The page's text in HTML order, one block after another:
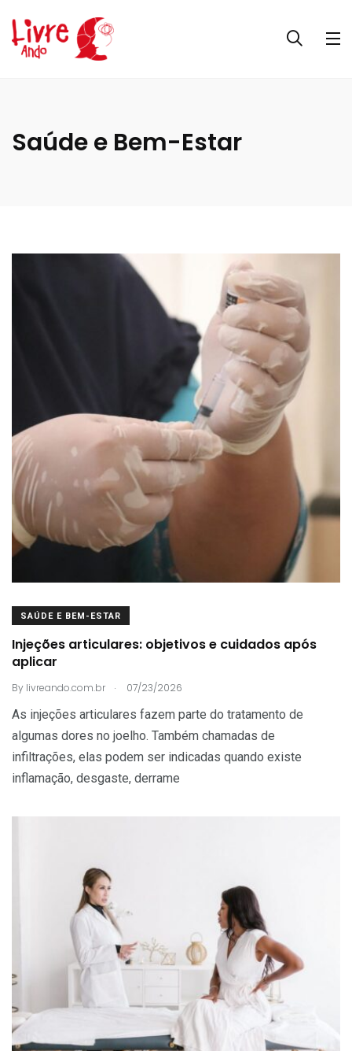
Saúde e Bem-Estar
SAÚDE E BEM-ESTAR
Injeções articulares: objetivos e cuidados após
aplicar
By livreando.com.br . 07/23/2026
As injeções articulares fazem parte do tratamento de
algumas dores no joelho. Também chamadas de
infiltrações, elas podem ser indicadas quando existe
inflamação, desgaste, derrame